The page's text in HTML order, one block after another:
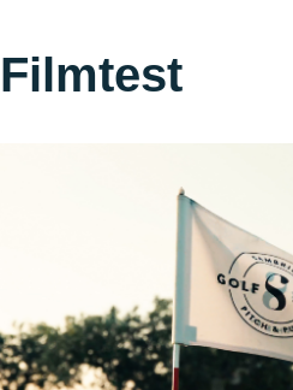
Filmtest